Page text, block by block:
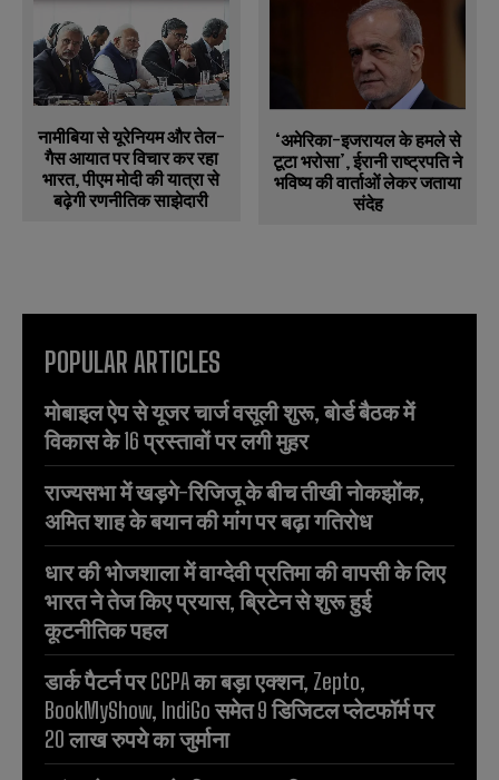
नामीबिया से यूरेनियम और तेल-
गैस आयात पर विचार कर रहा
भारत, पीएम मोदी की यात्रा से
बढ़ेगी रणनीतिक साझेदारी
‘अमेरिका-इजरायल के हमले से
टूटा भरोसा’, ईरानी राष्ट्रपति ने
भविष्य की वार्ताओं लेकर जताया
संदेह
POPULAR ARTICLES
मोबाइल ऐप से यूजर चार्ज वसूली शुरू, बोर्ड बैठक में
विकास के 16 प्रस्तावों पर लगी मुहर
राज्यसभा में खड़गे-रिजिजू के बीच तीखी नोकझोंक,
अमित शाह के बयान की मांग पर बढ़ा गतिरोध
धार की भोजशाला में वाग्देवी प्रतिमा की वापसी के लिए
भारत ने तेज किए प्रयास, ब्रिटेन से शुरू हुई
कूटनीतिक पहल
डार्क पैटर्न पर CCPA का बड़ा एक्शन, Zepto,
BookMyShow, IndiGo समेत 9 डिजिटल प्लेटफॉर्म पर
20 लाख रुपये का जुर्माना